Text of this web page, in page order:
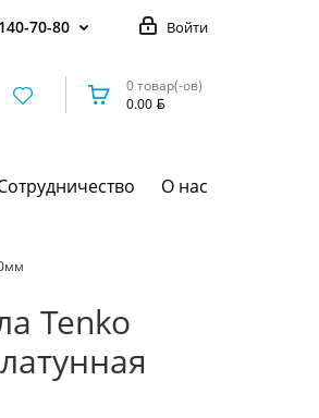
Войти
70-80
0 товар(-ов)
0.00
О нас
Tenko